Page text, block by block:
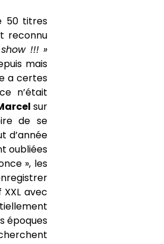
50 titres
reconnu
!!! »
mais
a certes
n’était
sur
de se
d’année
oubliées
», les
avec
époques